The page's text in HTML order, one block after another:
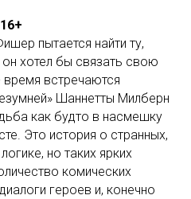
пытается найти ту,
хотел бы связать свою
встречаются
Шаннетты Милберн
как будто в насмешку
Это история о странных,
но таких ярких
комических
героев и, конечно